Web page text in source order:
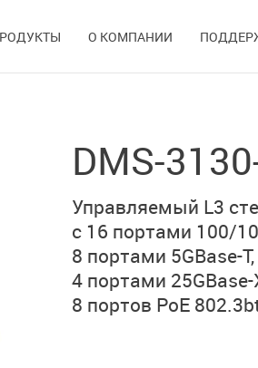
О КОМПАНИИ
DMS-
Управляемый L3
с 16 портами 100/
8 портами 5GBase-T,
4 портами 25GBase-
8 портов PoE